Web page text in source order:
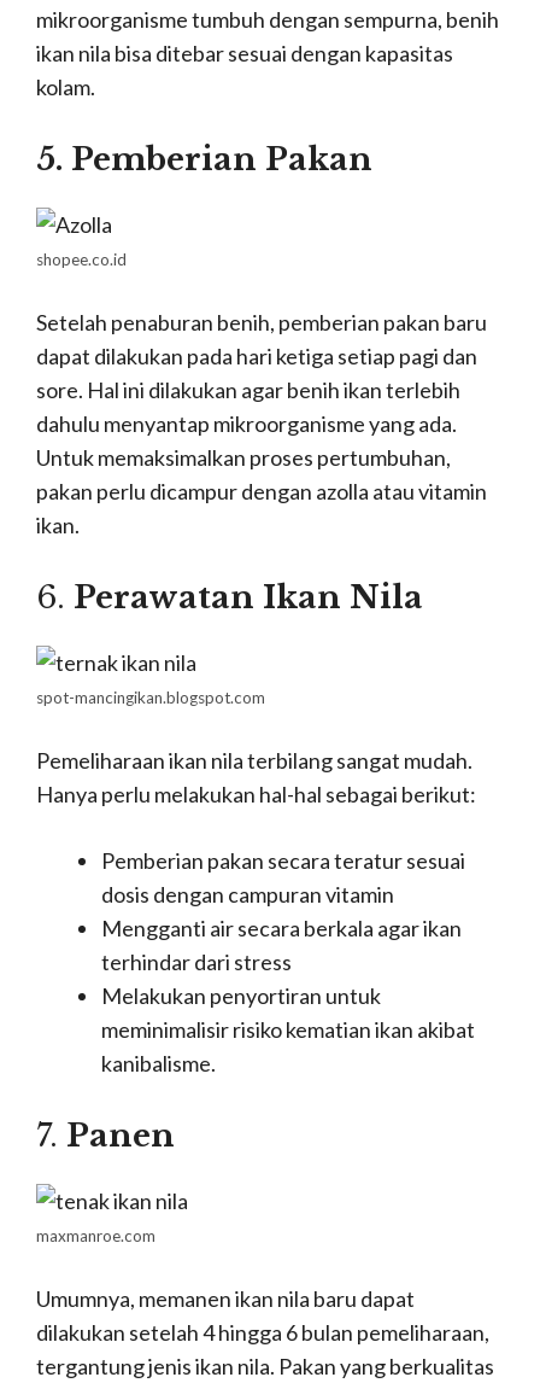
mikroorganisme tumbuh dengan sempurna, benih
ikan nila bisa ditebar sesuai dengan kapasitas
kolam.
5. Pemberian Pakan
shopee.co.id
Setelah penaburan benih, pemberian pakan baru
dapat dilakukan pada hari ketiga setiap pagi dan
sore. Hal ini dilakukan agar benih ikan terlebih
dahulu menyantap mikroorganisme yang ada.
Untuk memaksimalkan proses pertumbuhan,
pakan perlu dicampur dengan azolla atau vitamin
ikan.
6. Perawatan Ikan Nila
spot-mancingikan.blogspot.com
Pemeliharaan ikan nila terbilang sangat mudah.
Hanya perlu melakukan hal-hal sebagai berikut:
Pemberian pakan secara teratur sesuai
dosis dengan campuran vitamin
Mengganti air secara berkala agar ikan
terhindar dari stress
Melakukan penyortiran untuk
meminimalisir risiko kematian ikan akibat
kanibalisme.
7. Panen
maxmanroe.com
Umumnya, memanen ikan nila baru dapat
dilakukan setelah 4 hingga 6 bulan pemeliharaan,
tergantung jenis ikan nila. Pakan yang berkualitas